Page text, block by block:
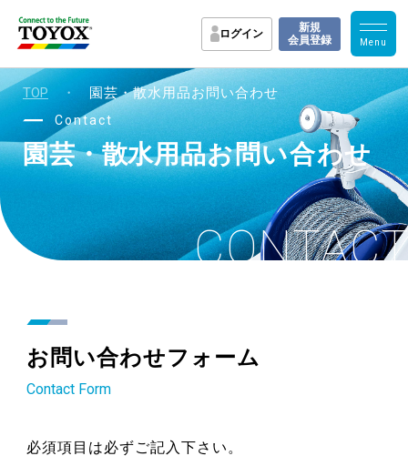
ログイン
新規
会員登録
TOP ・ 園芸・散水用品お問い合わせ
Contact
園芸・散水用品お問い合わせ
お問い合わせフォーム
Contact Form
必須項目は必ずご記入下さい。